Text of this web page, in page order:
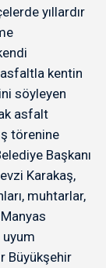
yıllardır
kentin
söyleyen
asfalt
törenine
Başkanı
Karakaş,
muhtarlar,
uyum
Büyükşehir